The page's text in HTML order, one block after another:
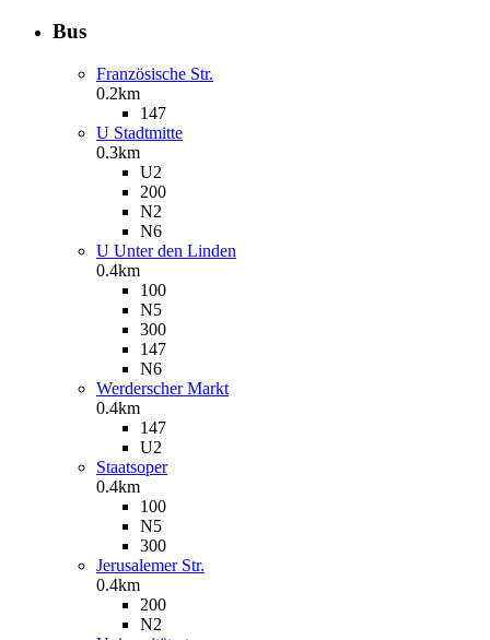
Bus
Französische Str.
0.2km
147
U Stadtmitte
0.3km
U2
200
N2
N6
U Unter den Linden
0.4km
100
N5
300
147
N6
Werderscher Markt
0.4km
147
U2
Staatsoper
0.4km
100
N5
300
Jerusalemer Str.
0.4km
200
N2